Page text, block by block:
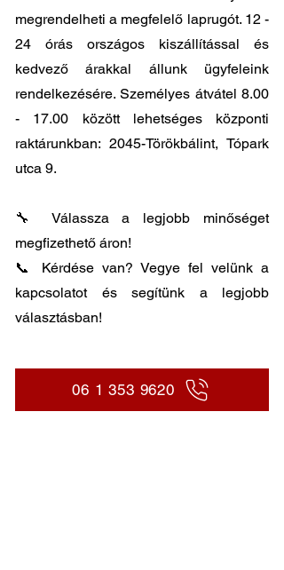
megrendelheti a megfelelő laprugót. 12 -
24 órás országos kiszállítással és
kedvező árakkal állunk ügyfeleink
rendelkezésére. Személyes átvátel 8.00
- 17.00 között lehetséges központi
raktárunkban: 2045-Törökbálint, Tópark
utca 9.
🔧 Válassza a legjobb minőséget
megfizethető áron!
📞 Kérdése van? Vegye fel velünk a
kapcsolatot és segítünk a legjobb
választásban!
06 1 353 9620